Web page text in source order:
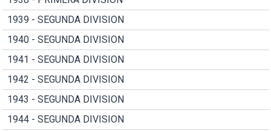
1939 - SEGUNDA DIVISION
1940 - SEGUNDA DIVISION
1941 - SEGUNDA DIVISION
1942 - SEGUNDA DIVISION
1943 - SEGUNDA DIVISION
1944 - SEGUNDA DIVISION